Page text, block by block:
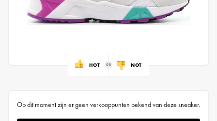
HOT NOT
Op dit moment zijn er geen verkooppunten bekend van deze sneaker.